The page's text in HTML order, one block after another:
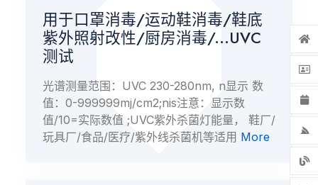
用于口罩消毒/运动鞋消毒/鞋底
紫外照射改性/厨房消毒/...UVC
测试
光谱测量范围：UVC 230-280nm, n显示 数
值：0-999999mj/cm2;nis注意：显示数
值/10=实际数值 ;UVC紫外杀菌灯能量， 鞋厂/
玩具厂/食品/医疗/紫外线杀菌机等适用 More